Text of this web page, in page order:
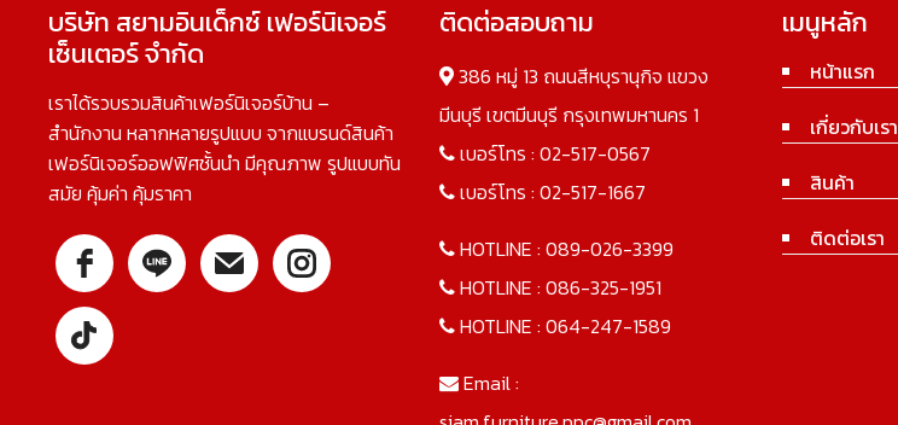
บริษัท สยามอินเด็กซ์ เฟอร์นิเจอร์
เซ็นเตอร์ จำกัด
เราได้รวบรวมสินค้าเฟอร์นิเจอร์บ้าน –
สำนักงาน หลากหลายรูปแบบ จากแบรนด์สินค้า
เฟอร์นิเจอร์ออฟฟิศชั้นนำ มีคุณภาพ รูปแบบทัน
สมัย คุ้มค่า คุ้มราคา
ติดต่อสอบถาม
386 หมู่ 13 ถนนสีหบุรานุกิจ แขวง
มีนบุรี เขตมีนบุรี กรุงเทพมหานคร 1
เบอร์โทร : 02-517-0567
เบอร์โทร : 02-517-1667
HOTLINE : 089-026-3399
HOTLINE : 086-325-1951
HOTLINE : 064-247-1589
Email :
เมนูหลัก
หน้าแรก
เกี่ยวกับเรา
สินค้า
ติดต่อเรา